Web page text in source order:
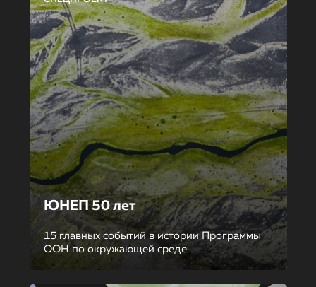
ЮНЕП 50 лет
15 главных событий в истории Программы
ООН по окружающей среде